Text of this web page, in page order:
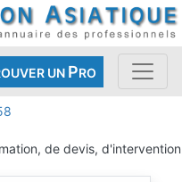
UN PRO
de devis, d'intervention